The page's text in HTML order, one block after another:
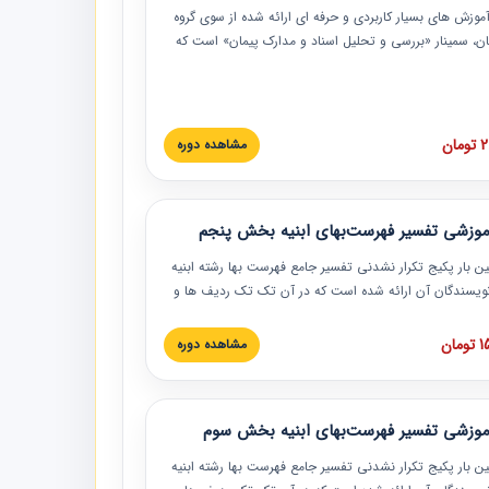
های بسیار کاربردی و حرفه‏ ای ارائه شده از سوی گروه
سمینار «بررسی و تحلیل اسناد و مدارک پیمان» است که
این خصوص ارائه شده است.
مشاهده دوره
تفسیر فهرست‌بهای ابنیه بخش پنجم
بار پکیج تکرار نشدنی تفسیر جامع فهرست بها رشته ابنیه
نویسندگان آن ارائه شده است که در آن تک تک ردیف ها و
و به همراه تصاویر عملیات اجرایی مرتبط با ردیف های
بها ارائه شده است. این دوره با کلام مهندس
مدیر پروژه مهندسی مشاور در امر بازنگری فهرست
حال فعالیت هستند حتما توصیه می کنیم از مطالب این
نمایند.
مشاهده دوره
تفسیر فهرست‌بهای ابنیه بخش سوم
بار پکیج تکرار نشدنی تفسیر جامع فهرست بها رشته ابنیه